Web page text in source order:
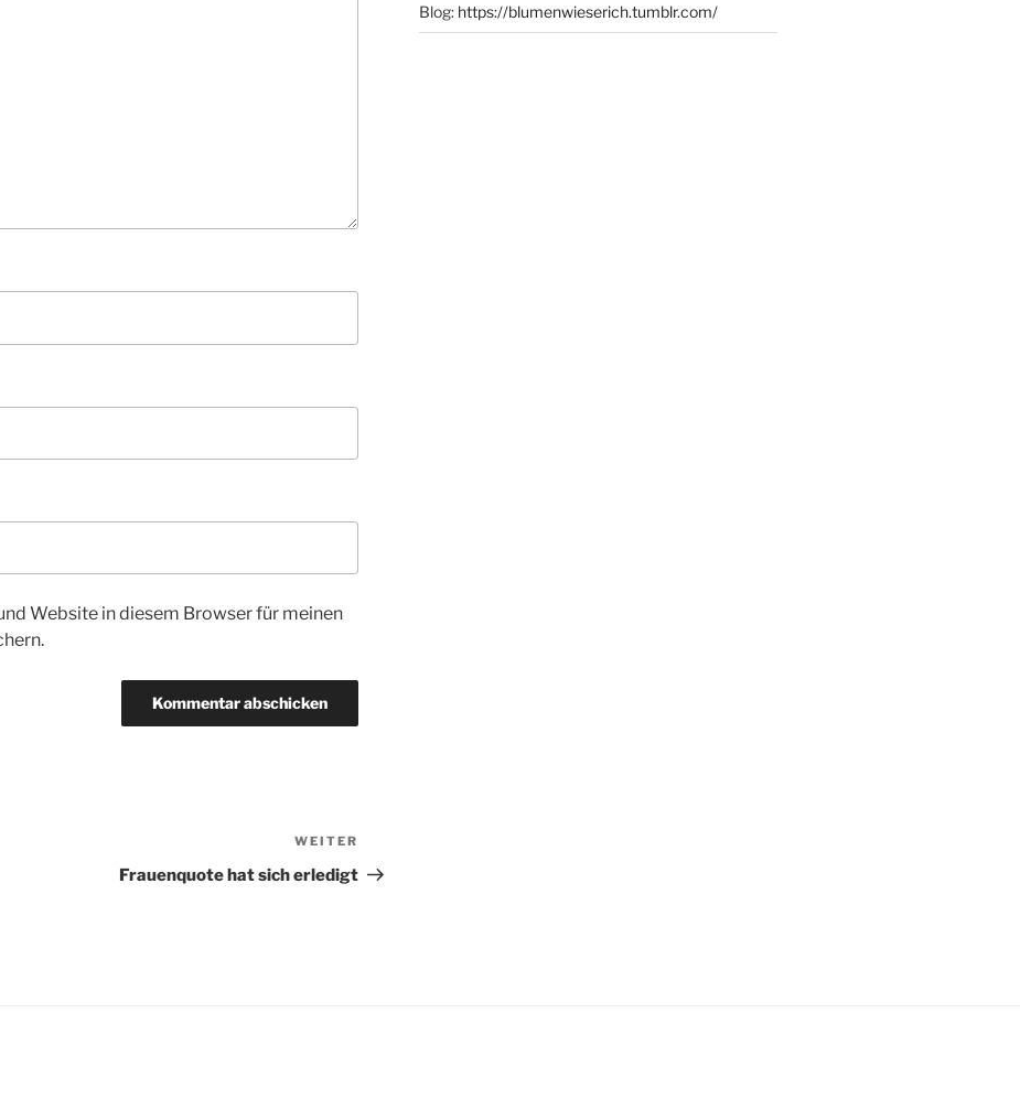
Website in diesem Browser für meinen
Beitrag
WEITER
Frauenquote hat sich erledigt
Blog: https://blumenwieserich.tumblr.com/